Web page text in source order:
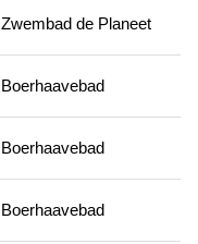
Zwembad de Planeet
Boerhaavebad
Boerhaavebad
Boerhaavebad